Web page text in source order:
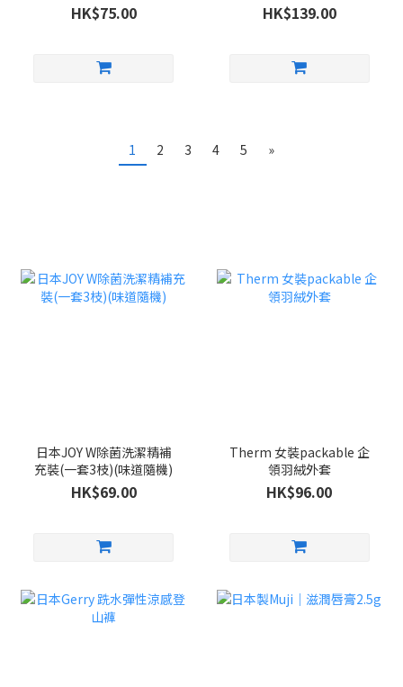
HK$75.00 HK$139.00
1 2 3 4 5 »
日本JOY W除菌洗潔精補
充裝(一套3枝)(味道隨機)
HK$69.00
Therm 女裝packable 企
領羽絨外套
HK$96.00